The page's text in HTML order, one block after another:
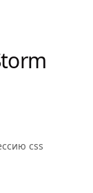
css